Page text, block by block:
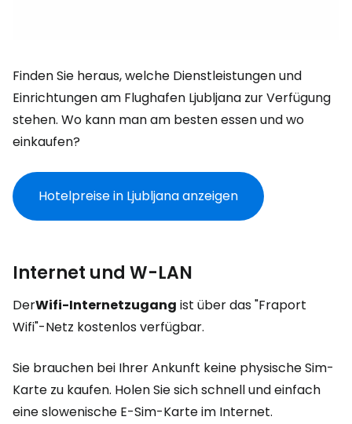
Finden Sie heraus, welche Dienstleistungen und
Einrichtungen am Flughafen Ljubljana zur Verfügung
stehen. Wo kann man am besten essen und wo
einkaufen?
Hotelpreise in Ljubljana anzeigen
Internet und W-LAN
DerWifi-Internetzugang ist über das "Fraport
Wifi"-Netz kostenlos verfügbar.
Sie brauchen bei Ihrer Ankunft keine physische Sim-
Karte zu kaufen. Holen Sie sich schnell und einfach
eine slowenische E-Sim-Karte im Internet.